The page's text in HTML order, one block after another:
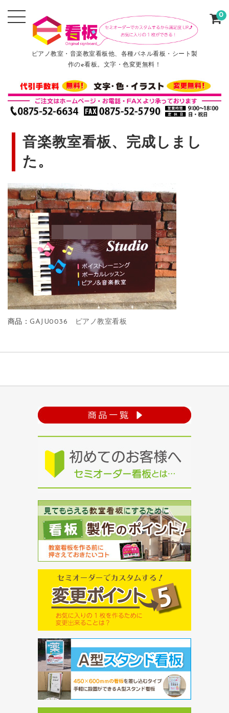
ピアノ教室・音楽教室看板他、各種パネル看板・シート製
作のe看板。文字・色変更無料！
0
音楽教室看板、完成しまし
た。
商品：GAJU0036 ピアノ教室看板